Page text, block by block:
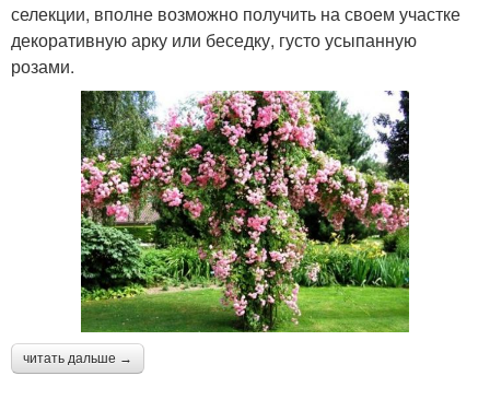
селекции, вполне возможно получить на своем участке
декоративную арку или беседку, густо усыпанную
розами.
читать дальше →